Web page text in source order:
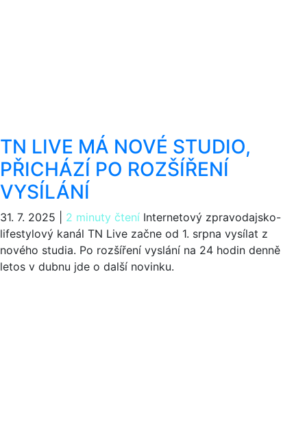
TN LIVE MÁ NOVÉ STUDIO,
PŘICHÁZÍ PO ROZŠÍŘENÍ
VYSÍLÁNÍ
31. 7. 2025 2 minuty čtení Internetový zpravodajsko-
lifestylový kanál TN Live začne od 1. srpna vysílat z
nového studia. Po rozšíření vyslání na 24 hodin denně
letos v dubnu jde o další novinku.